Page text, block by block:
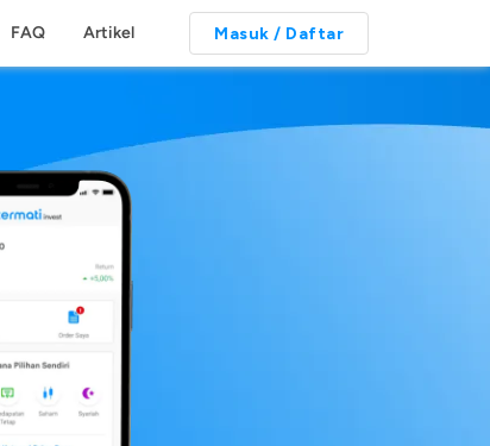
FAQ Artikel Masuk / Daftar